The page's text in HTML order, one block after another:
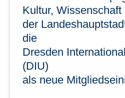
Kultur, Wissenschaft
der
die
Dresden
(DIU)
als neue